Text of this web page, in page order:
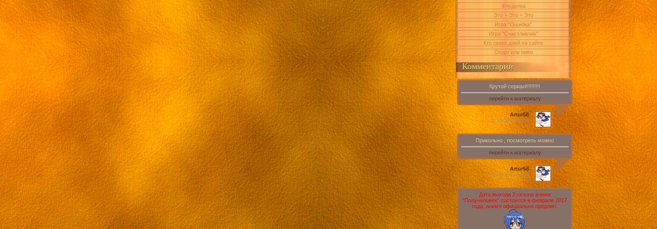
Флудилка
Это + Это = Это
Игра "Ошибка"
Игра "Счастливчик"
Кто скоко дней на сайте
Спорт или пиво
Комментарии
Крутой сериал!!!!!!!!!!
перейти к материалу
Artur58
17.04.2016 | 20:36
Прикольно , посмотреть можно
перейти к материалу
Artur58
10.04.2016 | 19:36
Дата выхода 2 сезона аниме
"Получеловек" состоится в феврале 2017
года, аниме официально продлен.